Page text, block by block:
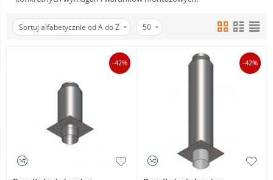
Sortuj alfabetycznie od A do Z 50
-42% -42%